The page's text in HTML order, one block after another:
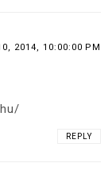
2014, 10:00:00 PM
REPLY